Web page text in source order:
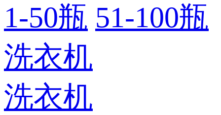
1-50瓶 51-100瓶
洗衣机
洗衣机